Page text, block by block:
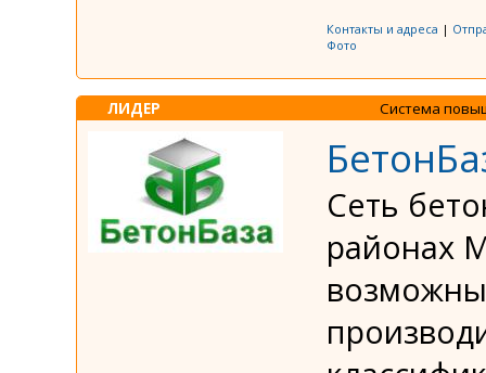
Контакты и адреса |
Фото
ЛИДЕР Система
Сеть
районах